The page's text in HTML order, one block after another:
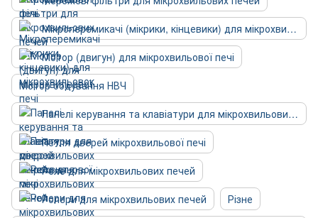
Мікроперемикачі (мікрики, кінцевики) для мікрохвильовок
Мотор (двигун) для мікрохвильової печі
Мотор обдування НВЧ
Панелі керування та клавіатури для мікрохвильових печей
Петля дверей мікрохвильової печі
Реле для мікрохвильових печей
Ролери для мікрохвильових печей
Різне